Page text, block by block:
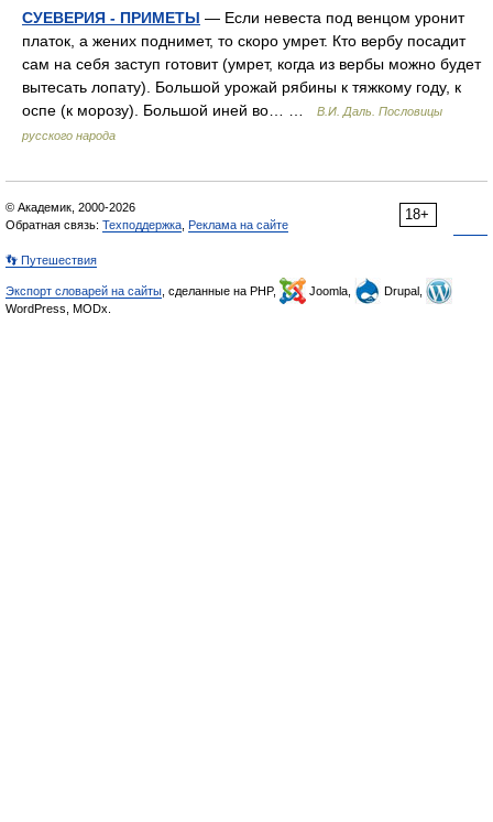
СУЕВЕРИЯ - ПРИМЕТЫ — Если невеста под венцом уронит
платок, а жених поднимет, то скоро умрет. Кто вербу посадит
сам на себя заступ готовит (умрет, когда из вербы можно будет
вытесать лопату). Большой урожай рябины к тяжкому году, к
оспе (к морозу). Большой иней во… …
В.И. Даль. Пословицы
русского народа
18+
© Академик, 2000-2026
Обратная связь: Техподдержка Реклама на сайте
👣 Путешествия
Экспорт словарей на сайты , сделанные на PHP, Joomla,
Drupal,
WordPress, MODx.